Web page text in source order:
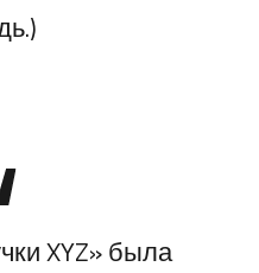
XYZ» была